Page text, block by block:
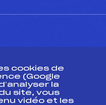
cookies de
(Google
la
site, vous
vidéo et les